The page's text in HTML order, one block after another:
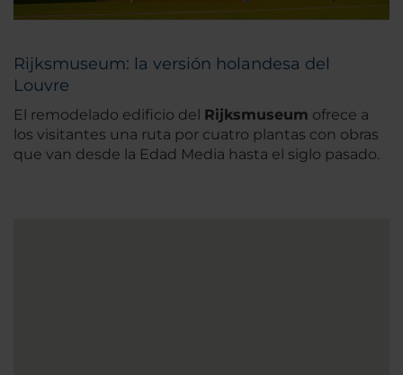
Rijksmuseum: la versión holandesa del
Louvre
El remodelado edificio del Rijksmuseum ofrece a
los visitantes una ruta por cuatro plantas con obras
que van desde la Edad Media hasta el siglo pasado.